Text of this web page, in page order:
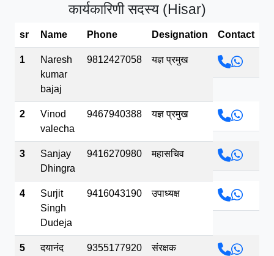
सपरहट शयम भजन - जय जय शयम जय जय शयम
भव.mp3
कार्यकारिणी सदस्य (Hisar)
sr Name Phone Designation Contact
1
Naresh
kumar
bajaj
9812427058 यज्ञ प्रमुख
2
Vinod
valecha
9467940388 यज्ञ प्रमुख
3
Sanjay
Dhingra
9416270980 महासचिव
4
Surjit
Singh
Dudeja
9416043190 उपाध्यक्ष
5
दयानंद
9355177920 संरक्षक